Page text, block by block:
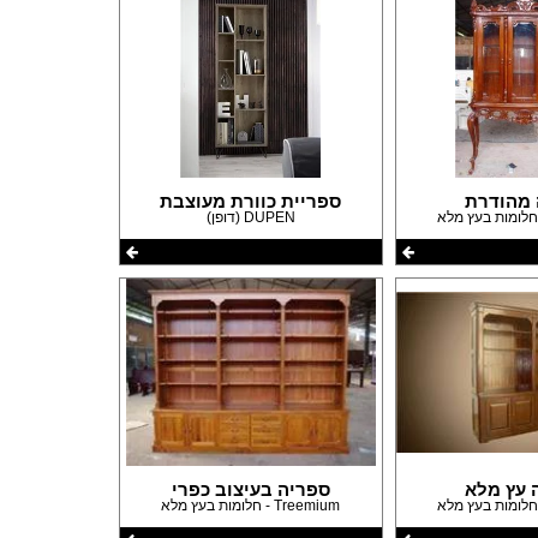
מהודרת ספריית כוורת מעוצבת
DUPEN (דופן)
עץ מלא ספריה בעיצוב כפרי
Treemium - חלומות בעץ מלא